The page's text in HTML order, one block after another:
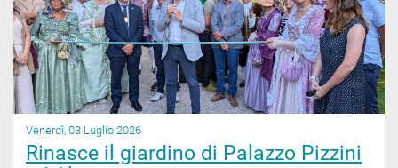
Venerdì, 03 Luglio 2026
Rinasce il giardino di Palazzo Pizzini